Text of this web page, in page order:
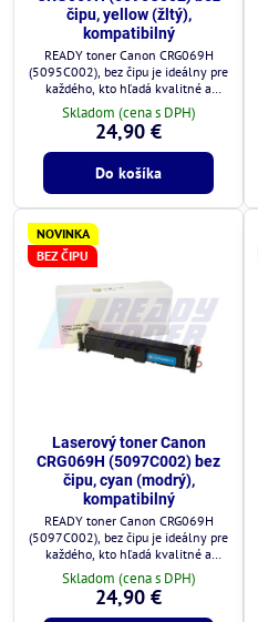
čipu, yellow (žltý),
kompatibilný
READY toner Canon CRG069H
(5095C002), bez čipu je ideálny pre
každého, kto hľadá kvalitné a
cenovo výhodné riešenie.
Skladom (cena s DPH)
24,90 €
Do košíka
NOVINKA
BEZ ČIPU
Laserový toner Canon
CRG069H (5097C002) bez
čipu, cyan (modrý),
kompatibilný
READY toner Canon CRG069H
(5097C002), bez čipu je ideálny pre
každého, kto hľadá kvalitné a
cenovo výhodné riešenie.
Skladom (cena s DPH)
24,90 €